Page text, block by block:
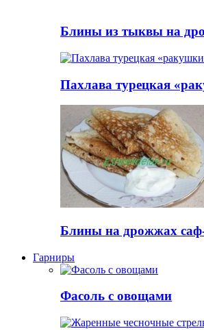
Блины из тыквы на
Пахлава турецкая
Блины на дрожжах
Гарниры
Фасоль с овощами